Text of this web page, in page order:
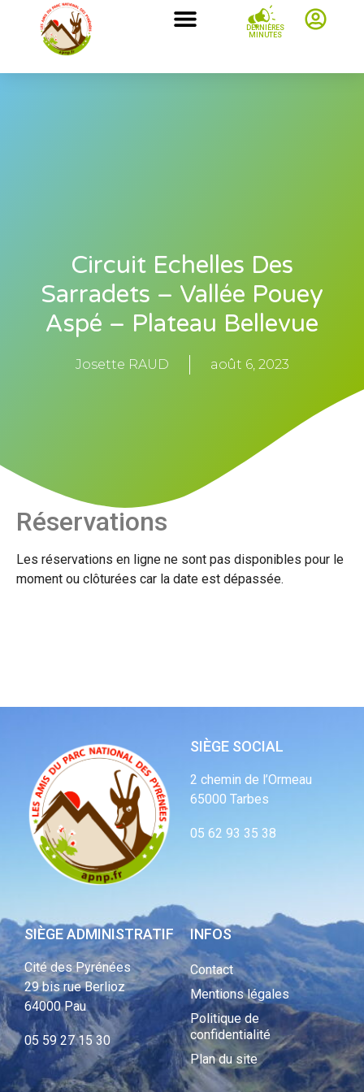
DERNIÈRES
MINUTES
Circuit Echelles Des
Sarradets – Vallée Pouey
Aspé – Plateau Bellevue
Josette RAUD août 6, 2023
Réservations
Les réservations en ligne ne sont pas disponibles pour le
moment ou clôturées car la date est dépassée.
SIÈGE SOCIAL
2 chemin de l’Ormeau
65000 Tarbes
05 62 93 35 38
SIÈGE ADMINISTRATIF
Cité des Pyrénées
29 bis rue Berlioz
64000 Pau
05 59 27 15 30
INFOS
Contact
Mentions légales
Politique de
confidentialité
Plan du site